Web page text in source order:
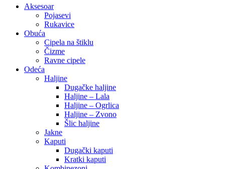
Aksesoar
Pojasevi
Rukavice
Obuća
Cipela na štiklu
Čizme
Ravne cipele
Odeća
Haljine
Dugačke haljine
Haljine – Lala
Haljine – Ogrlica
Haljine – Zvono
Šlic haljine
Jakne
Kaputi
Dugački kaputi
Kratki kaputi